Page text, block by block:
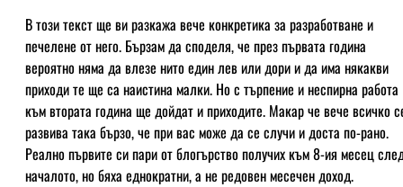
В този текст ще ви разкажа вече конкретика за разработване и
печелене от него. Бързам да споделя, че през първата година
вероятно няма да влезе нито един лев или дори и да има някакви
приходи те ще са наистина малки. Но с търпение и неспирна работа
към втората година ще дойдат и приходите. Макар че вече всичко
развива така бързо, че при вас може да се случи и доста по-рано.
Реално първите си пари от блогърство получих към 8-ия месец
началото, но бяха еднократни, а не редовен месечен доход.